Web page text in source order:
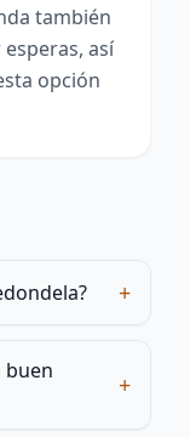
también
así
opción
+
buen
+